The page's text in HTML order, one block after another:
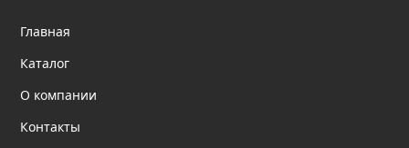
Главная
Каталог
О компании
Контакты